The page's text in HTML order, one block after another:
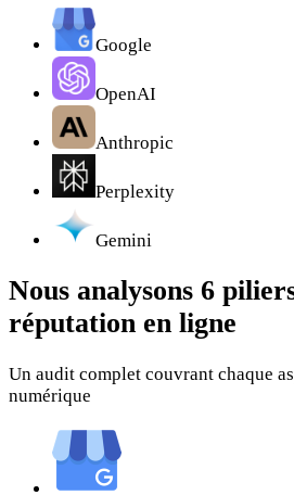
Google
OpenAI
Anthropic
Perplexity
Gemini
Nous analysons 6
réputation en ligne
Un audit complet couvrant chaque
numérique